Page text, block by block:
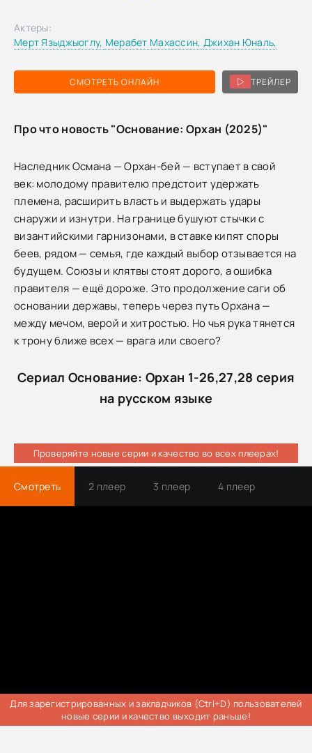
СМОТРЕТЬ ОНЛАЙН ТРЕЙЛЕР
Актеры:
Мерт Языджыоглу, Мерабет Махассин, Джихан Юналь,
Про что новость "Основание: Орхан (2025)"
Наследник Османа — Орхан-бей — вступает в свой
век: молодому правителю предстоит удержать
племена, расширить власть и выдержать удары
снаружи и изнутри. На границе бушуют стычки с
византийскими гарнизонами, в ставке кипят споры
беев, рядом — семья, где каждый выбор отзывается на
будущем. Союзы и клятвы стоят дорого, а ошибка
правителя — ещё дороже. Это продолжение саги об
основании державы, теперь через путь Орхана —
между мечом, верой и хитростью. Но чья рука тянется
к трону ближе всех — врага или своего?
Сериал Основание: Орхан 1-26,27,28 серия
на русском языке
Проверяйте новые серии и качество во всех плеерах!
Смотреть 2 плеер 3 плеер 4 плеер
Для зарегистрированных и закладчиков (Ctrl+D) пользователей
новые серии и качество выходит раньше!